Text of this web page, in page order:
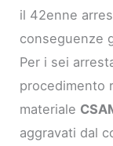
il 42enne
conseguenze
Per i sei
procedimento
materiale
aggravati dal